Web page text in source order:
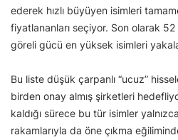
ederek hızlı büyüyen isimleri
fiyatlananları seçiyor. Son olarak 52
göreli gücü en yüksek isimleri
Bu liste düşük çarpanlı “ucuz”
birden onay almış şirketleri
kaldığı sürece bu tür isimler
rakamlarıyla da öne çıkma